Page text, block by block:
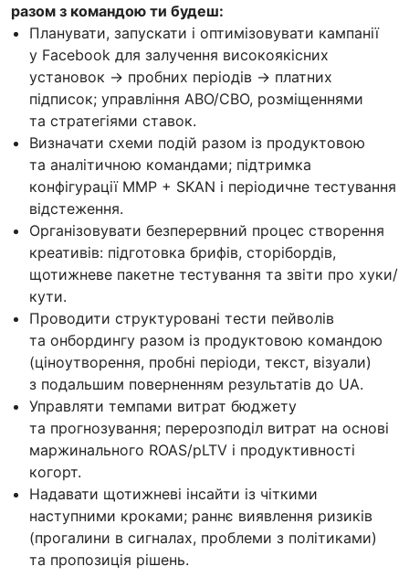
разом з командою ти будеш:
Планувати, запускати і оптимізовувати кампанії
у Facebook для залучення високоякісних
установок → пробних періодів → платних
підписок; управління ABO/CBO, розміщеннями
та стратегіями ставок.
Визначати схеми подій разом із продуктовою
та аналітичною командами; підтримка
конфігурації MMP + SKAN і періодичне тестування
відстеження.
Організовувати безперервний процес створення
креативів: підготовка брифів, сторібордів,
щотижневе пакетне тестування та звіти про хуки/
кути.
Проводити структуровані тести пейволів
та онбордингу разом із продуктовою командою
(ціноутворення, пробні періоди, текст, візуали)
з подальшим поверненням результатів до UA.
Управляти темпами витрат бюджету
та прогнозування; перерозподіл витрат на основі
маржинального ROAS/pLTV і продуктивності
когорт.
Надавати щотижневі інсайти із чіткими
наступними кроками; раннє виявлення ризиків
(прогалини в сигналах, проблеми з політиками)
та пропозиція рішень.